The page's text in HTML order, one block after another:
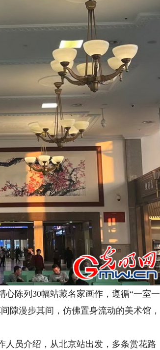
陈列30幅站藏名家画作，遵循“一室一
隙漫步其间，仿佛置身流动的美术馆，
员介绍，从北京站出发，多条赏花路